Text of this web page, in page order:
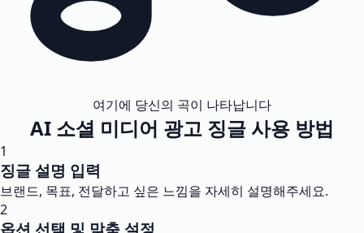
여기에 당신의 곡이 나타납니다
AI 소셜 미디어 광고 징글 사용 방법
1
징글 설명 입력
브랜드, 목표, 전달하고 싶은 느낌을 자세히 설명해주세요.
2
옵션 선택 및 맞춤 설정